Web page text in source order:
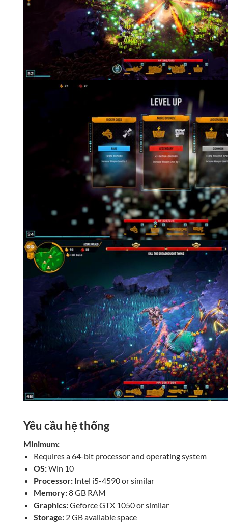
Yêu cầu hệ thống
Minimum:
Requires a 64-bit processor and operating system
OS:Win 10
Processor: Intel i5-4590 or similar
Memory:8 GB RAM
Graphics:Geforce GTX 1050 or similar
Storage: 2 GB available space